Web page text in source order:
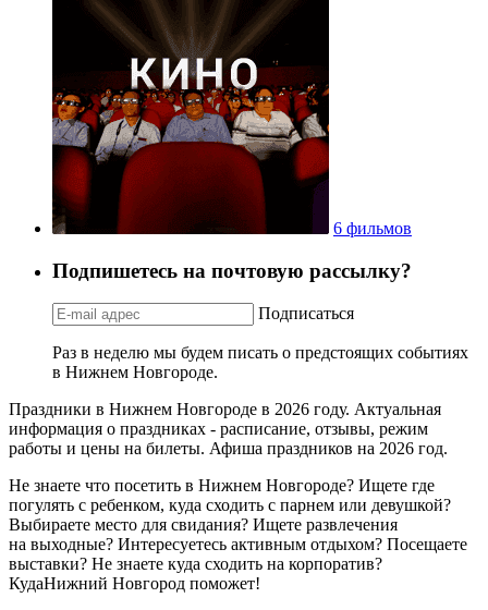
6 фильмов
Подпишетесь на почтовую рассылку?
Подписаться
Раз в неделю мы будем писать о предстоящих событиях
в Нижнем Новгороде.
Праздники в Нижнем Новгороде в 2026 году. Актуальная
информация о праздниках - расписание, отзывы, режим
работы и цены на билеты. Афиша праздников на 2026 год.
Не знаете что посетить в Нижнем Новгороде? Ищете где
погулять с ребенком, куда сходить с парнем или девушкой?
Выбираете место для свидания? Ищете развлечения
на выходные? Интересуетесь активным отдыхом? Посещаете
выставки? Не знаете куда сходить на корпоратив?
КудаНижний Новгород поможет!